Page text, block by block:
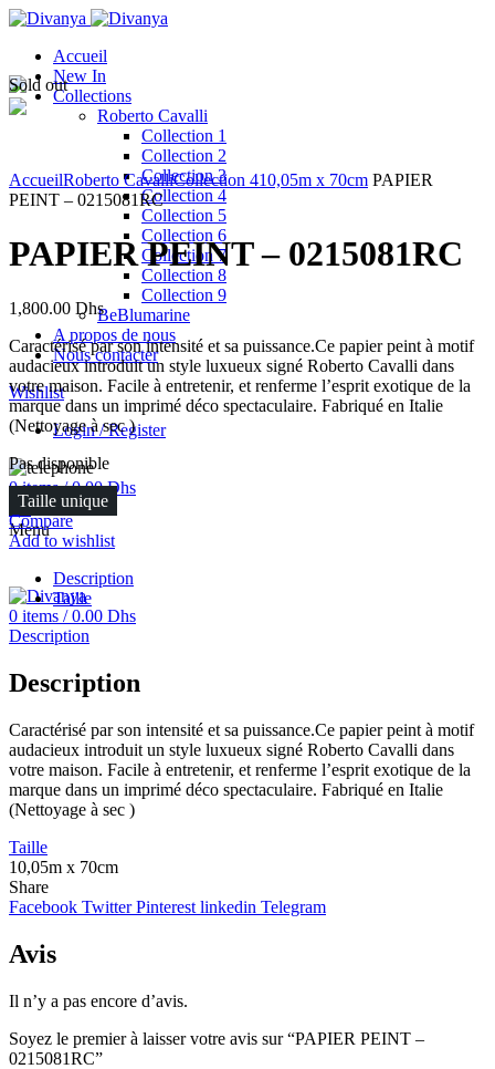
Accueil
New In
Collections
Roberto Cavalli
Collection 1
Collection 2
Collection 3
Collection 4
Collection 5
Collection 6
Collection 7
Collection 8
Collection 9
BeBlumarine
A propos de nous
Nous contacter
Wishlist
Login / Register
0items / 0.00Dhs
FR
Menu
0 items / 0.00 Dhs
Sold out
AccueilRoberto CavalliCollection 410,05m x 70cm PAPIER
PEINT – 0215081RC
PAPIER PEINT – 0215081RC
1,800.00 Dhs
Caractérisé par son intensité et sa puissance.Ce papier peint à motif
audacieux introduit un style luxueux signé Roberto Cavalli dans
votre maison. Facile à entretenir, et renferme l’esprit exotique de la
marque dans un imprimé déco spectaculaire. Fabriqué en Italie
(Nettoyage à sec )
Pas disponible
Taille unique
Compare
Add to wishlist
Description
Taille
Description
Description
Caractérisé par son intensité et sa puissance.Ce papier peint à motif
audacieux introduit un style luxueux signé Roberto Cavalli dans
votre maison. Facile à entretenir, et renferme l’esprit exotique de la
marque dans un imprimé déco spectaculaire. Fabriqué en Italie
(Nettoyage à sec )
Taille
10,05m x 70cm
Share
Facebook Twitter Pinterest linkedin Telegram
Avis
Il n’y a pas encore d’avis.
Soyez le premier à laisser votre avis sur “PAPIER PEINT –
0215081RC”